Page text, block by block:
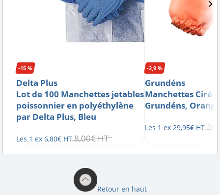
-15 %
Delta Plus
Lot de 100 Manchettes jetables
poissonnier en polyéthylène
par Delta Plus, Bleu
Les 1 ex 6,80€ HT 8,00€HT
-2,9 %
Grundéns
Manchettes Ciré
Grundéns, Orange
Les 1 ex 29,95€ HT 30
Retour en haut